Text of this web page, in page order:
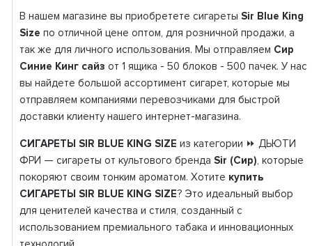
В нашем магазине вы приобретете сигареты Sir Blue King
Size по отличной цене оптом, для розничной продажи, а
так же для личного использования. Мы отправляем Сир
Синие Кинг сайз от 1 ящика - 50 блоков - 500 пачек. У нас
вы найдете большой ассортимент сигарет, которые мы
отправляем компаниями перевозчиками для быстрой
доставки клиенту нашего интернет-магазина.
СИГАРЕТЫ SIR BLUE KING SIZE из категории ⏩ ДЬЮТИ
ФРИ — сигареты от культового бренда Sir (Сир), которые
покоряют своим тонким ароматом. Хотите купить
СИГАРЕТЫ SIR BLUE KING SIZE? Это идеальный выбор
для ценителей качества и стиля, созданный с
использованием премиального табака и инновационных